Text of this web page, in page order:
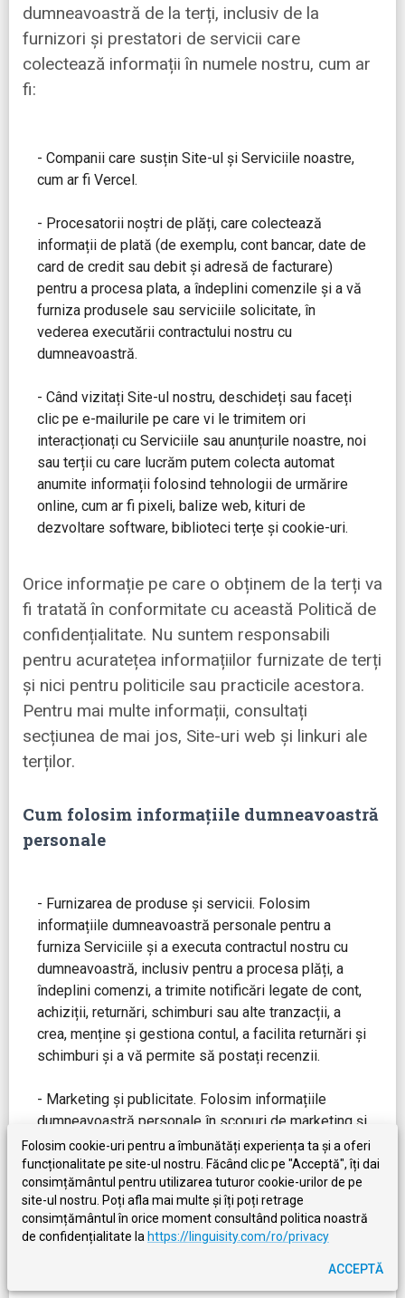
dumneavoastră de la terți, inclusiv de la
furnizori și prestatori de servicii care
colectează informații în numele nostru, cum ar
fi:
- Companii care susțin Site-ul și Serviciile noastre,
cum ar fi Vercel.
- Procesatorii noștri de plăți, care colectează
informații de plată (de exemplu, cont bancar, date de
card de credit sau debit și adresă de facturare)
pentru a procesa plata, a îndeplini comenzile și a vă
furniza produsele sau serviciile solicitate, în
vederea executării contractului nostru cu
dumneavoastră.
- Când vizitați Site-ul nostru, deschideți sau faceți
clic pe e-mailurile pe care vi le trimitem ori
interacționați cu Serviciile sau anunțurile noastre, noi
sau terții cu care lucrăm putem colecta automat
anumite informații folosind tehnologii de urmărire
online, cum ar fi pixeli, balize web, kituri de
dezvoltare software, biblioteci terțe și cookie-uri.
Orice informație pe care o obținem de la terți va
fi tratată în conformitate cu această Politică de
confidențialitate. Nu suntem responsabili
pentru acuratețea informațiilor furnizate de terți
și nici pentru politicile sau practicile acestora.
Pentru mai multe informații, consultați
secțiunea de mai jos, Site-uri web și linkuri ale
terților.
Cum folosim informațiile dumneavoastră
personale
- Furnizarea de produse și servicii. Folosim
informațiile dumneavoastră personale pentru a
furniza Serviciile și a executa contractul nostru cu
dumneavoastră, inclusiv pentru a procesa plăți, a
îndeplini comenzi, a trimite notificări legate de cont,
achiziții, returnări, schimburi sau alte tranzacții, a
crea, menține și gestiona contul, a facilita returnări și
schimburi și a vă permite să postați recenzii.
- Marketing și publicitate. Folosim informațiile
dumneavoastră personale în scopuri de marketing și
promovare, de exemplu pentru a trimite comunicări
de marketing, publicitate și promovare prin e-mail,
mesaj text sau poștă și pentru a vă afișa reclame la
produse sau servicii. Aceasta poate include
folosirea informațiilor dumneavoastră personale
Folosim cookie-uri pentru a îmbunătăți experiența ta și a oferi
funcționalitate pe site-ul nostru. Făcând clic pe "Acceptă", îți dai
consimțământul pentru utilizarea tuturor cookie-urilor de pe
site-ul nostru. Poți afla mai multe și îți poți retrage
consimțământul în orice moment consultând politica noastră
de confidențialitate la https://linguisity.com/ro/privacy
ACCEPTĂ